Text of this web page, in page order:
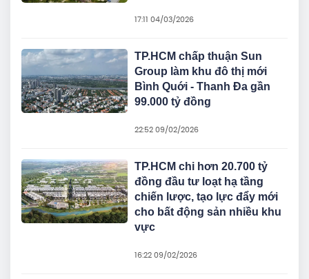
17:11 04/03/2026
TP.HCM chấp thuận Sun
Group làm khu đô thị mới
Bình Quới - Thanh Đa gần
99.000 tỷ đồng
22:52 09/02/2026
TP.HCM chi hơn 20.700 tỷ
đồng đầu tư loạt hạ tầng
chiến lược, tạo lực đẩy mới
cho bất động sản nhiều khu
vực
16:22 09/02/2026